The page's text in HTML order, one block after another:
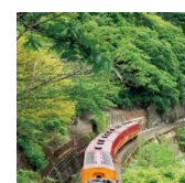
ついては次の...